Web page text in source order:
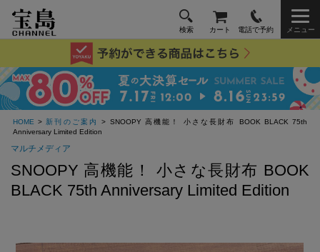
検索 カート 電話で予約 メニュー
HOME > 新刊のご案内
> SNOOPY 高機能！ 小さな長財布 BOOK BLACK 75th
Anniversary Limited Edition
マルチメディア
SNOOPY 高機能！ 小さな長財布 BOOK
BLACK 75th Anniversary Limited Edition